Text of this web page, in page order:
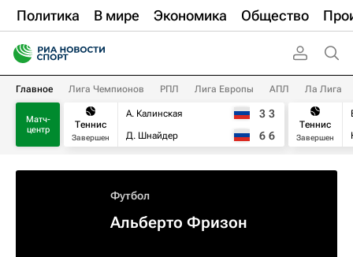
Политика В мире Экономика Общество
Главное Лига Чемпионов РПЛ Лига Европы АПЛ Ла Лига
Матч-
центр
Теннис
Завершен
А. Калинская
Д. Шнайдер
3 3
6 6
Теннис
Завершен
Футбол
Альберто Фризон